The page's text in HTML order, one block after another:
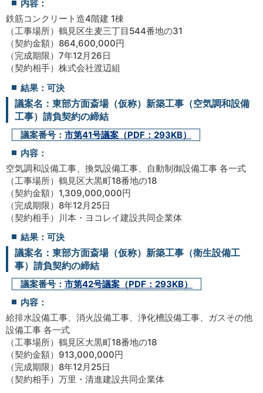
内容：
鉄筋コンクリート造4階建 1棟
（工事場所）鶴見区生麦三丁目544番地の31
（契約金額）864,600,000円
（完成期限）7年12月26日
（契約相手）株式会社渡辺組
結果：可決
議案名：東部方面斎場（仮称）新築工事（空気調和設備
工事）請負契約の締結
議案番号： 市第41号議案（PDF：293KB）
内容：
空気調和設備工事、換気設備工事、自動制御設備工事 各一式
（工事場所）鶴見区大黒町18番地の18
（契約金額）1,309,000,000円
（完成期限）8年12月25日
（契約相手）川本・ヨコレイ建設共同企業体
結果：可決
議案名：東部方面斎場（仮称）新築工事（衛生設備工
事）請負契約の締結
議案番号： 市第42号議案（PDF：293KB）
内容：
給排水設備工事、消火設備工事、浄化槽設備工事、ガスその他
設備工事 各一式
（工事場所）鶴見区大黒町18番地の18
（契約金額）913,000,000円
（完成期限）8年12月25日
（契約相手）万里・清進建設共同企業体